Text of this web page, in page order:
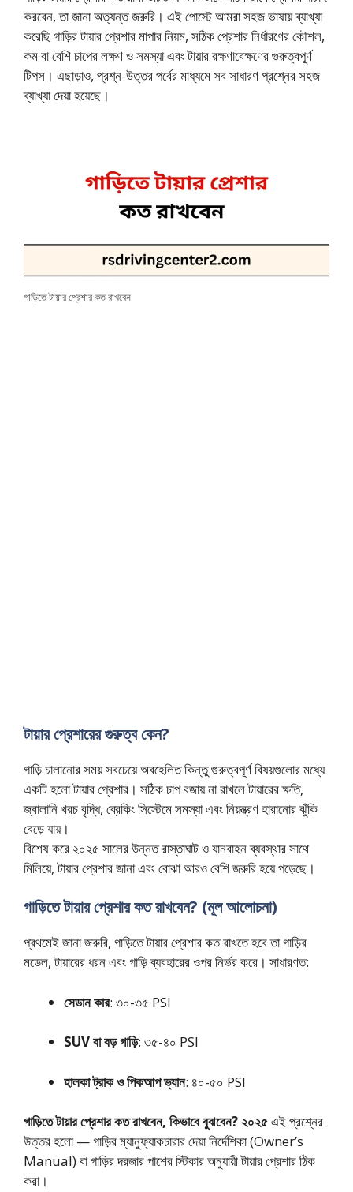
করবেন, তা জানা অত্যন্ত জরুরি। এই পোস্টে আমরা সহজ ভাষায় ব্যাখ্যা
করেছি গাড়ির টায়ার প্রেশার মাপার নিয়ম, সঠিক প্রেশার নির্ধারণের কৌশল,
কম বা বেশি চাপের লক্ষণ ও সমস্যা এবং টায়ার রক্ষণাবেক্ষণের গুরুত্বপূর্ণ
টিপস। এছাড়াও, প্রশ্ন-উত্তর পর্বের মাধ্যমে সব সাধারণ প্রশ্নের সহজ
ব্যাখ্যা দেয়া হয়েছে।
গাড়িতে টায়ার প্রেশার কত রাখবেন
টায়ার প্রেশারের গুরুত্ব কেন?
গাড়ি চালানোর সময় সবচেয়ে অবহেলিত কিন্তু গুরুত্বপূর্ণ বিষয়গুলোর মধ্যে
একটি হলো টায়ার প্রেশার। সঠিক চাপ বজায় না রাখলে টায়ারের ক্ষতি,
জ্বালানি খরচ বৃদ্ধি, ব্রেকিং সিস্টেমে সমস্যা এবং নিয়ন্ত্রণ হারানোর ঝুঁকি
বেড়ে যায়।
বিশেষ করে ২০২৫ সালের উন্নত রাস্তাঘাট ও যানবাহন ব্যবস্থার সাথে
মিলিয়ে, টায়ার প্রেশার জানা এবং বোঝা আরও বেশি জরুরি হয়ে পড়েছে।
গাড়িতে টায়ার প্রেশার কত রাখবেন? (মূল আলোচনা)
প্রথমেই জানা জরুরি, গাড়িতে টায়ার প্রেশার কত রাখতে হবে তা গাড়ির
মডেল, টায়ারের ধরন এবং গাড়ি ব্যবহারের ওপর নির্ভর করে। সাধারণত:
সেডান কার: ৩০-৩৫ PSI
SUV বা বড় গাড়ি: ৩৫-৪০ PSI
হালকা ট্রাক ও পিকআপ ভ্যান: ৪০-৫০ PSI
গাড়িতে টায়ার প্রেশার কত রাখবেন, কিভাবে বুঝবেন? ২০২৫ এই প্রশ্নের
উত্তর হলো — গাড়ির ম্যানুফ্যাকচারার দেয়া নির্দেশিকা (Owner’s
Manual) বা গাড়ির দরজার পাশের স্টিকার অনুযায়ী টায়ার প্রেশার ঠিক
করা।